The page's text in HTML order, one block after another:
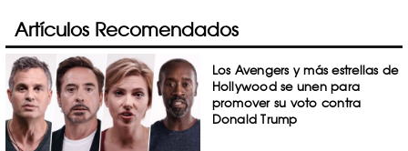
Artículos Recomendados
Los Avengers y más estrellas de
Hollywood se unen para
promover su voto contra
Donald Trump